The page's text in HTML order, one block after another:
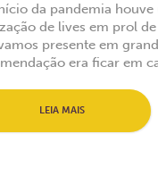
da pandemia
de lives em prol
presente em
era ficar em
LEIA MAIS